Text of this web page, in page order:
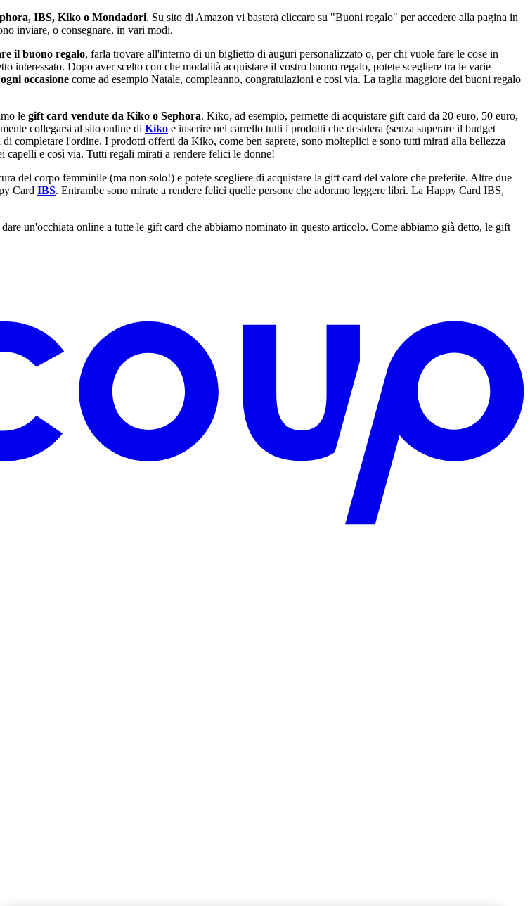
IBS, Kiko o Mondadori. Su sito di Amazon vi basterà cliccare su "Buoni regalo" per accedere alla pagina in
inviare, o consegnare, in vari modi.
il buono regalo, farla trovare all'interno di un biglietto di auguri personalizzato o, per chi vuole fare le cose in
interessato. Dopo aver scelto con che modalità acquistare il vostro buono regalo, potete scegliere tra le varie
occasione come ad esempio Natale, compleanno, congratulazioni e così via. La taglia maggiore dei buoni regalo
le gift card vendute da Kiko o Sephora. Kiko, ad esempio, permette di acquistare gift card da 20 euro, 50 euro,
collegarsi al sito online di Kiko e inserire nel carrello tutti i prodotti che desidera (senza superare il budget
completare l'ordine. I prodotti offerti da Kiko, come ben saprete, sono molteplici e sono tutti mirati alla bellezza
capelli e così via. Tutti regali mirati a rendere felici le donne!
del corpo femminile (ma non solo!) e potete scegliere di acquistare la gift card del valore che preferite. Altre due
Card IBS. Entrambe sono mirate a rendere felici quelle persone che adorano leggere libri. La Happy Card IBS,
un'occhiata online a tutte le gift card che abbiamo nominato in questo articolo. Come abbiamo già detto, le gift